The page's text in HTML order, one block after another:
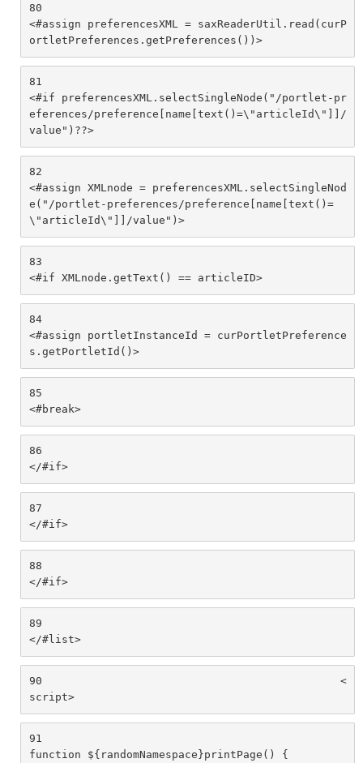
80
<#assign preferencesXML = saxReaderUtil.read(curP
ortletPreferences.getPreferences())>
81
<#if preferencesXML.selectSingleNode("/portlet-pr
eferences/preference[name[text()=\"articleId\"]]/
value")??>
82
<#assign XMLnode = preferencesXML.selectSingleNod
e("/portlet-preferences/preference[name[text()=
\"articleId\"]]/value")>
83
<#if XMLnode.getText() == articleID>
84
<#assign portletInstanceId = curPortletPreference
s.getPortletId()>
85
<#break>
86
</#if>
87
</#if>
88
</#if>
89
</#list>
90
script>
91
function ${randomNamespace}printPage() {